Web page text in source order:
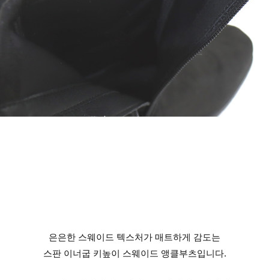
은은한 스웨이드 텍스처가 매트하게 감도는
스판 이너굽 키높이 스웨이드 앵클부츠입니다.